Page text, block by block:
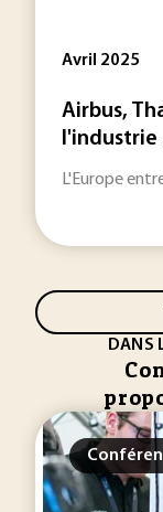
Avril 2025
Airbus,
l'industrie
L'Europe
DANS